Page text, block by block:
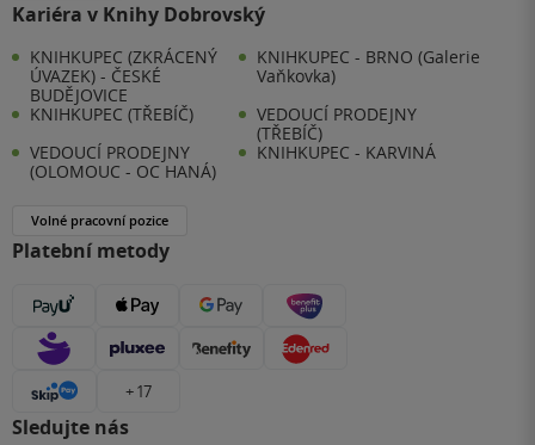
Kariéra v Knihy Dobrovský
KNIHKUPEC (ZKRÁCENÝ
ÚVAZEK) - ČESKÉ
BUDĚJOVICE
KNIHKUPEC - BRNO (Galerie
Vaňkovka)
KNIHKUPEC (TŘEBÍČ)
VEDOUCÍ PRODEJNY
(TŘEBÍČ)
VEDOUCÍ PRODEJNY
(OLOMOUC - OC HANÁ)
KNIHKUPEC - KARVINÁ
Volné pracovní pozice
Platební metody
+ 17
Sledujte nás